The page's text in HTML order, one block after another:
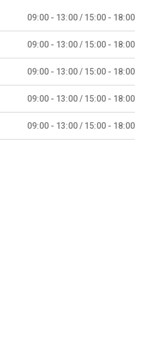
09:00 - 13:00 / 15:00 - 18:00
09:00 - 13:00 / 15:00 - 18:00
09:00 - 13:00 / 15:00 - 18:00
09:00 - 13:00 / 15:00 - 18:00
09:00 - 13:00 / 15:00 - 18:00